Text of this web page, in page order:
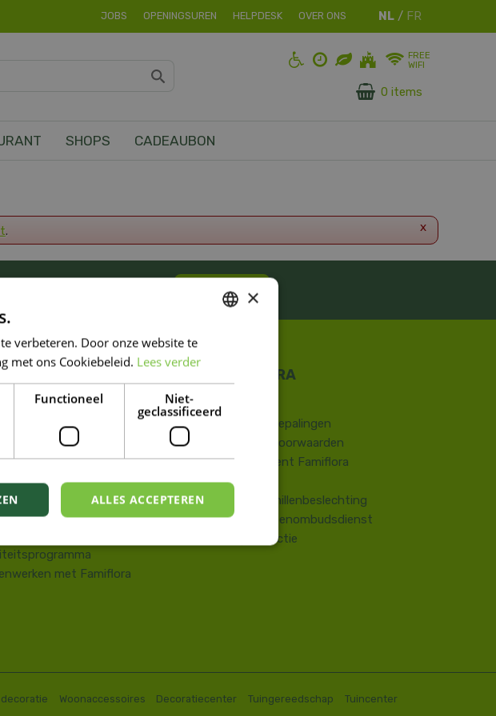
JOBS OPENINGSUREN HELPDESK OVER ONS
FREE
WIFI
0 items
SHOPS CADEAUBON
x
.
Inschrijven
applicatie Famiflora
policy
met Famiflora
Contact
​Wettelijke bepalingen
Algemene voorwaarden
Huisreglement Famiflora
Vragen
Onlinegeschillenbeslechting
Consumentenombudsdienst
Terugroepactie
Woonaccessoires Decoratiecenter Tuingereedschap Tuincenter
×
verbeteren. Door onze website te
met ons Cookiebeleid. Lees verder
Functioneel
Niet-
geclassificeerd
ALLES ACCEPTEREN